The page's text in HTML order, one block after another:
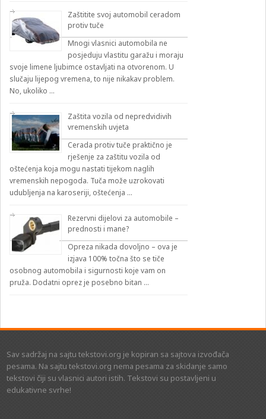
Zaštitite svoj automobil ceradom
protiv tuče
Mnogi vlasnici automobila ne
posjeduju vlastitu garažu i moraju
svoje limene ljubimce ostavljati na otvorenom. U
slučaju lijepog vremena, to nije nikakav problem.
No, ukoliko …
Zaštita vozila od nepredvidivih
vremenskih uvjeta
Cerada protiv tuče praktično je
rješenje za zaštitu vozila od
oštećenja koja mogu nastati tijekom naglih
vremenskih nepogoda. Tuča može uzrokovati
udubljenja na karoseriji, oštećenja …
Rezervni dijelovi za automobile –
prednosti i mane?
Opreza nikada dovoljno – ova je
izjava 100% točna što se tiče
osobnog automobila i sigurnosti koje vam on
pruža. Dodatni oprez je posebno bitan …
Sav sadržaj na sajtu tekstovi.org je kopiran sa sajtova izvođača
pesama. Na sajtu tekstovi.org nema pesama za skidanje samo
tekstovi čiji su vlasnici autori istih. Tekstovi su postavljeni u
edukativne svrhe!